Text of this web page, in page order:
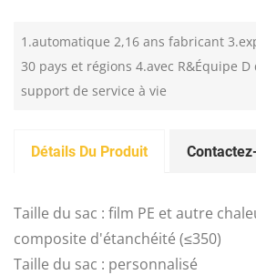
1.automatique 2,16 ans fabricant
30 pays et régions 4.avec R&Équipe
support de service à vie
Détails Du Produit
Taille du sac : film PE et autre
composite d'étanchéité (≤350)
Taille du sac : personnalisé